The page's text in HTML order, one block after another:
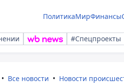
ПолитикаМирФинансы
#Спецпроекты
Все новости Новости